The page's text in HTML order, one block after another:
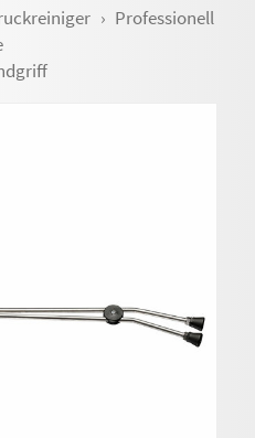
Professionell